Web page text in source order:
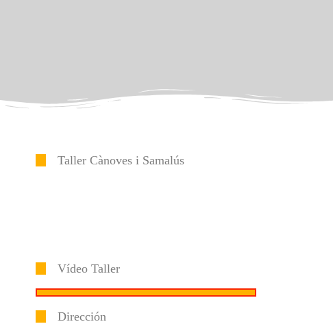
Taller Cànoves i Samalús
Vídeo Taller
Dirección